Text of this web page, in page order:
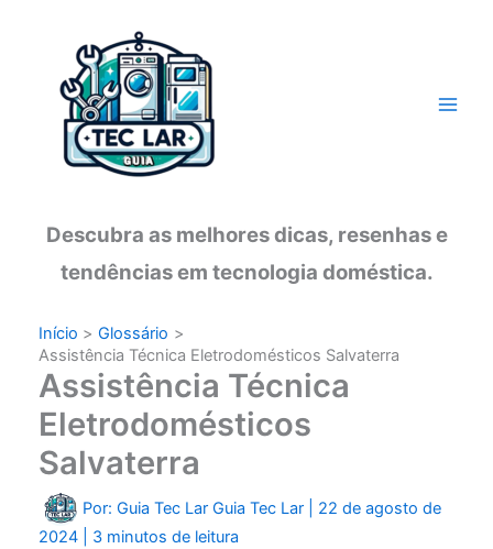
conteúdo
Descubra as melhores dicas, resenhas e
tendências em tecnologia doméstica.
Início
Glossário
Assistência Técnica Eletrodomésticos Salvaterra
Assistência Técnica
Eletrodomésticos
Salvaterra
Por: Guia Tec Lar Guia Tec Lar
22 de agosto de
2024
3 minutos de leitura